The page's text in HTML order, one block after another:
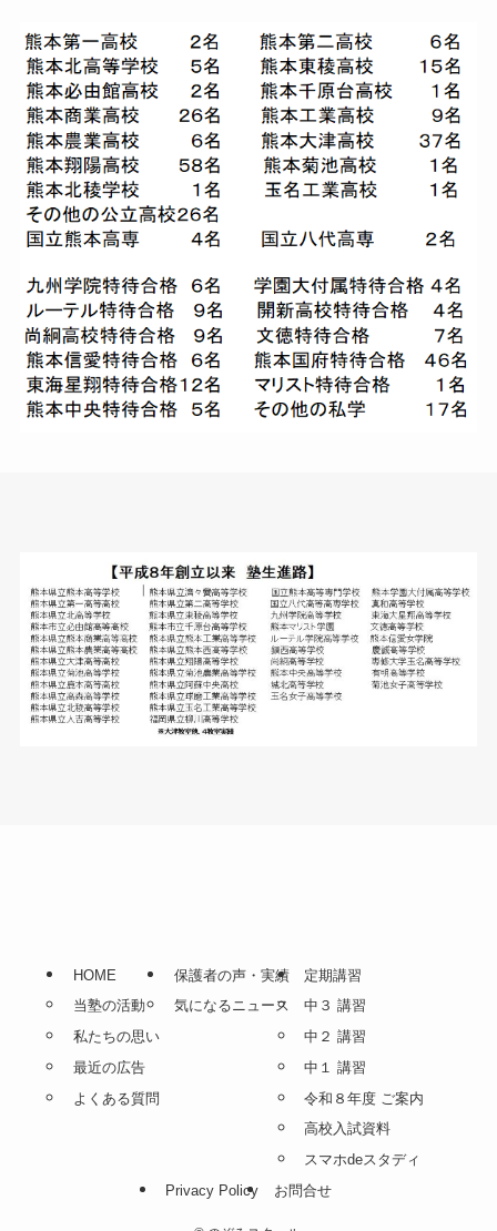
HOME
当塾の活動
私たちの思い
最近の広告
よくある質問
保護者の声・実績
気になるニュース
定期講習
中３ 講習
中２ 講習
中１ 講習
令和８年度 ご案内
高校入試資料
スマホdeスタディ
Privacy Policy
お問合せ